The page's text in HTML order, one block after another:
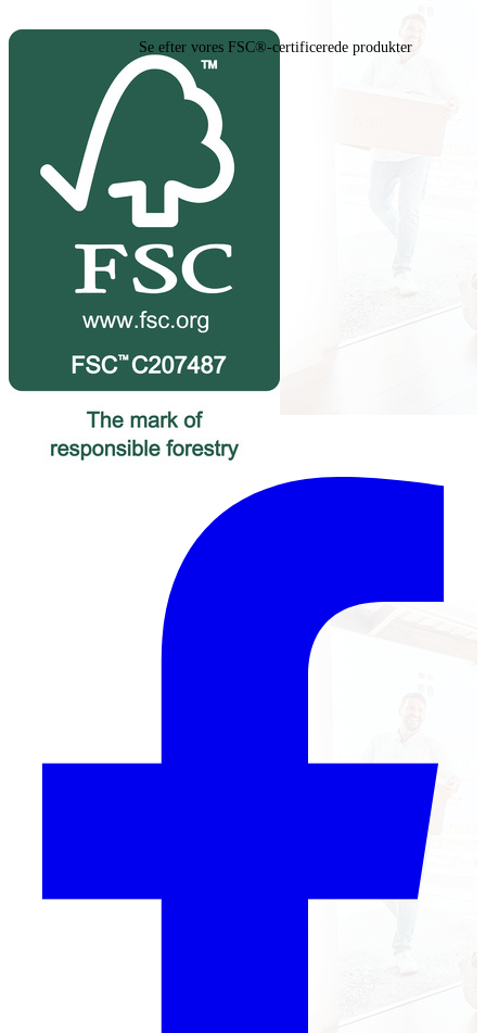
Se efter vores FSC®-certificerede produkter